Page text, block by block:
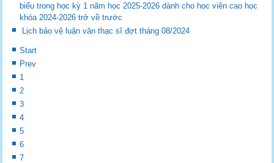
biểu trong học kỳ 1 năm học 2025-2026 dành cho học viên cao học
khóa 2024-2026 trở về trước
Lịch bảo vệ luận văn thạc sĩ đợt tháng 08/2024
Start
Prev
1
2
3
4
5
6
7